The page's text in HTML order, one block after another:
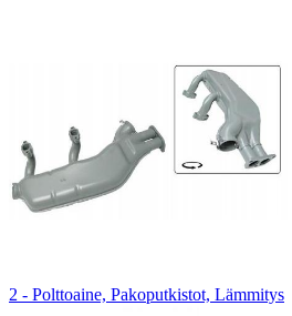
2 - Polttoaine, Pakoputkistot, Lämmitys